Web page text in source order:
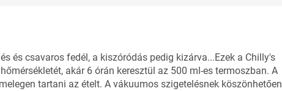
és csavaros fedél, a kiszóródás pedig kizárva...Ezek a Chilly's
akár 6 órán keresztül az 500 ml-es termoszban. A
tartani az ételt. A vákuumos szigetelésnek köszönhetően